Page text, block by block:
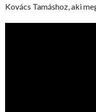
Kovács Tamáshoz, aki